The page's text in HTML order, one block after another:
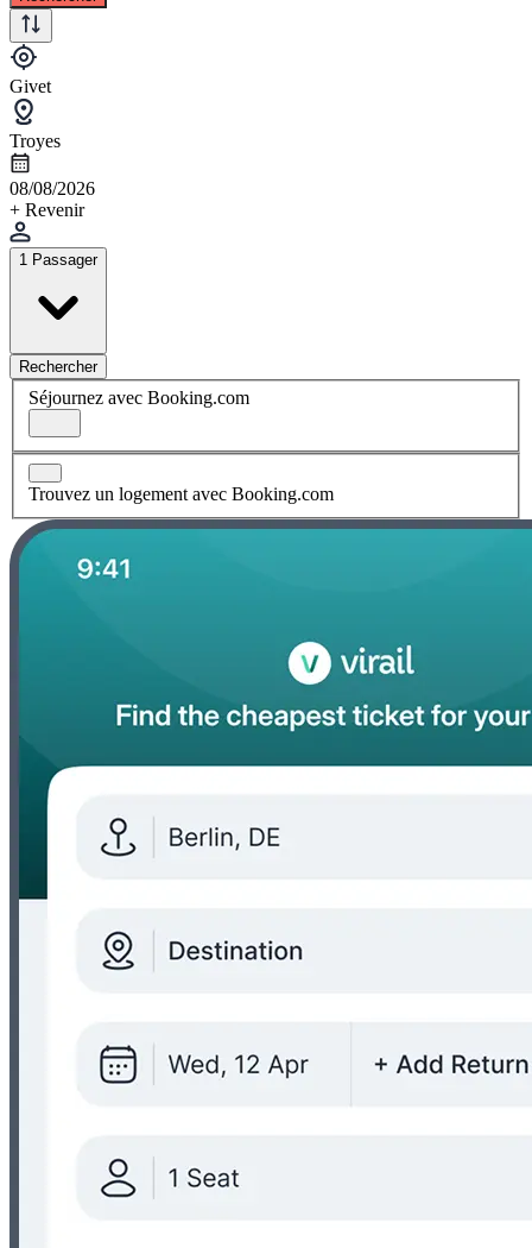
Givet
Troyes
08/08/2026
+ Revenir
1 Passager
Rechercher
Séjournez avec Booking.com
Trouvez un logement avec Booking.com